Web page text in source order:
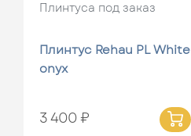
Плинтуса под заказ
Плинтус Rehau PL White
onyx
3 400 ₽